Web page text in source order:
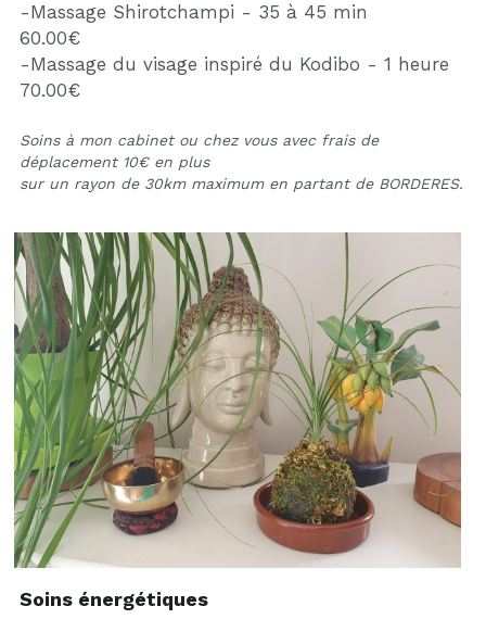
-Massage Shirotchampi - 35 à 45 min
60.00€
-Massage du visage inspiré du Kodibo - 1 heure
70.00€
Soins à mon cabinet ou chez vous avec frais de
déplacement 10€ en plus
sur un rayon de 30km maximum en partant de BORDERES.
Soins énergétiques